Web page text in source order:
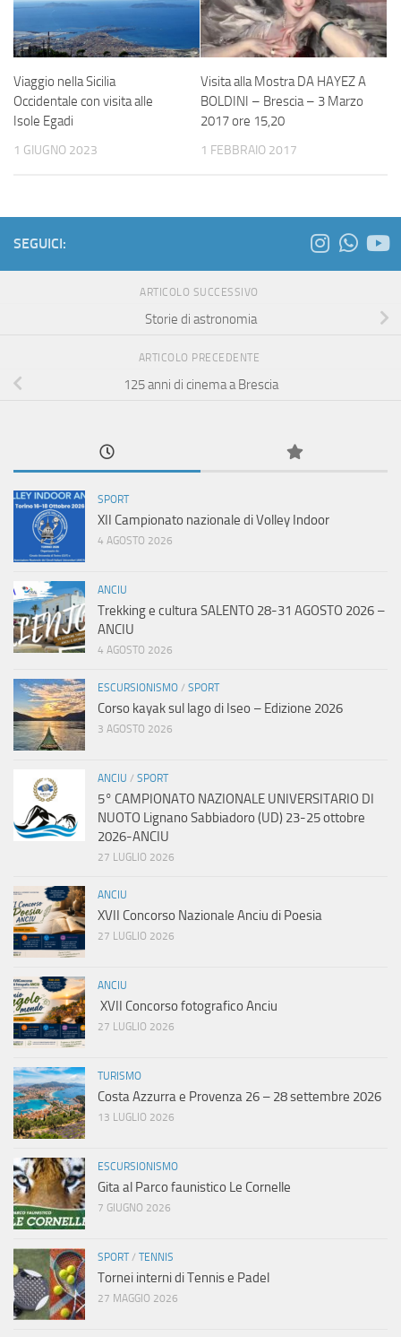
Viaggio nella Sicilia
Occidentale con visita alle
Isole Egadi
1 GIUGNO 2023
Visita alla Mostra DA HAYEZ A
BOLDINI – Brescia – 3 Marzo
2017 ore 15,20
1 FEBBRAIO 2017
SEGUICI:
ARTICOLO SUCCESSIVO
Storie di astronomia
ARTICOLO PRECEDENTE
125 anni di cinema a Brescia
SPORT
XII Campionato nazionale di Volley Indoor
4 AGOSTO 2026
ANCIU
Trekking e cultura SALENTO 28-31 AGOSTO 2026 –
ANCIU
4 AGOSTO 2026
ESCURSIONISMO / SPORT
Corso kayak sul lago di Iseo – Edizione 2026
3 AGOSTO 2026
ANCIU / SPORT
5° CAMPIONATO NAZIONALE UNIVERSITARIO DI
NUOTO Lignano Sabbiadoro (UD) 23-25 ottobre
2026-ANCIU
27 LUGLIO 2026
ANCIU
XVII Concorso Nazionale Anciu di Poesia
27 LUGLIO 2026
ANCIU
XVII Concorso fotografico Anciu
27 LUGLIO 2026
TURISMO
Costa Azzurra e Provenza 26 – 28 settembre 2026
13 LUGLIO 2026
ESCURSIONISMO
Gita al Parco faunistico Le Cornelle
7 GIUGNO 2026
SPORT/ TENNIS
Tornei interni di Tennis e Padel
27 MAGGIO 2026